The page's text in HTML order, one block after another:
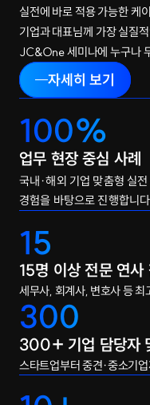
실전에 바로 적용 가능한 케
기업과 대표님께 가장 실질
JC&One 세미나에 누구나
자세히 보기
100%
업무 현장 중심 사례
국내·해외 기업 맞춤형 실
경험을 바탕으로 진행합니
15
15명 이상 전문 연사
세무사, 회계사, 변호사 등 최
300
300+ 기업 담당자
스타트업부터 중견·중소기